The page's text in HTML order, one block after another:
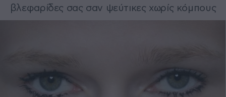
βλεφαρίδες σας σαν ψεύτικες χωρίς κόμπους